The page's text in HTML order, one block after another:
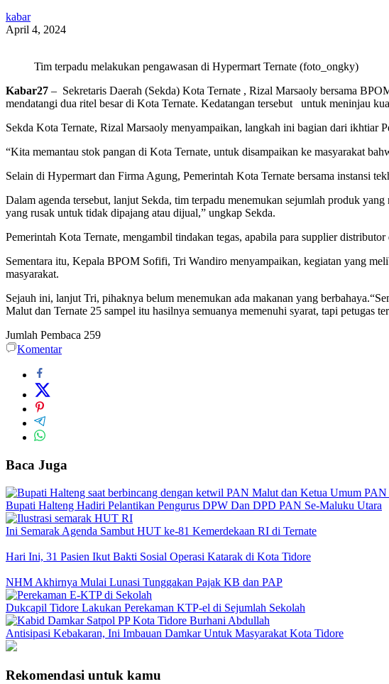
kabar
April 4, 2024
Tim terpadu melakukan pengawasan di Hypermart Ternate (foto_ongky)
Kabar27 – Sekretaris Daerah (Sekda) Kota Ternate , Rizal Marsaoly bersama
mendatangi dua ritel besar di Kota Ternate. Kedatangan tersebut untuk meninjau
Sekda Kota Ternate, Rizal Marsaoly menyampaikan, langkah ini bagian dari ikhtiar
“Kita memantau stok pangan di Kota Ternate, untuk disampaikan ke masyarakat
Selain di Hypermart dan Firma Agung, Pemerintah Kota Ternate bersama instansi
Dalam agenda tersebut, lanjut Sekda, tim terpadu menemukan sejumlah produk
yang rusak untuk tidak dipajang atau dijual,” ungkap Sekda.
Pemerintah Kota Ternate, mengambil tindakan tegas, apabila para supplier
Sementara itu, Kepala BPOM Sofifi, Tri Wandiro menyampaikan, kegiatan yang
masyarakat.
Sejauh ini, lanjut Tri, pihaknya belum menemukan ada makanan yang
Malut dan Ternate 25 sampel itu hasilnya semuanya memenuhi syarat, tapi petugas
Jumlah Pembaca 259
Komentar
Baca Juga
Bupati Halteng Hadiri Pelantikan Pengurus DPW Dan DPD PAN Se-Maluku Utara
Ini Semarak Agenda Sambut HUT ke-81 Kemerdekaan RI di Ternate
Hari Ini, 31 Pasien Ikut Bakti Sosial Operasi Katarak di Kota Tidore
NHM Akhirnya Mulai Lunasi Tunggakan Pajak KB dan PAP
Dukcapil Tidore Lakukan Perekaman KTP-el di Sejumlah Sekolah
Antisipasi Kebakaran, Ini Imbauan Damkar Untuk Masyarakat Kota Tidore
Rekomendasi untuk kamu